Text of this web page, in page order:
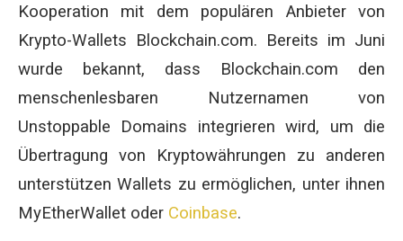
Kooperation mit dem populären Anbieter von
Krypto-Wallets Blockchain.com. Bereits im Juni
wurde bekannt, dass Blockchain.com den
menschenlesbaren Nutzernamen von
Unstoppable Domains integrieren wird, um die
Übertragung von Kryptowährungen zu anderen
unterstützen Wallets zu ermöglichen, unter ihnen
MyEtherWallet oder Coinbase.